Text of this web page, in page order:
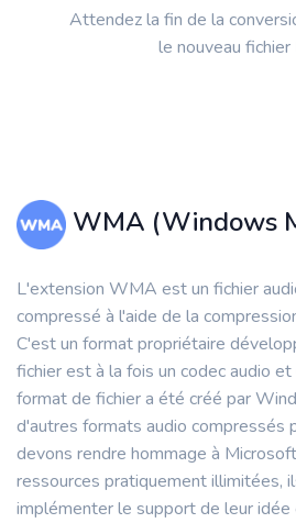
Attendez la fin de la
le nouveau
WMA (Windows
L'extension WMA est un fichier
compressé à l'aide de la
C'est un format propriétaire
fichier est à la fois un codec audio et
format de fichier a été créé par
d'autres formats audio compressés
devons rendre hommage à
ressources pratiquement illimitées,
implémenter le support de leur idée